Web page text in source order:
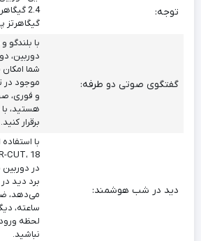
توجه:
گیگاهرتز
گفتگوی صوتی دو طرفه:
با بلندگو
شما
موجود در
و فوری،
هستید، با
برقرار کنید.
دید در شب هوشمند:
با
در
ساعته،
لحظه
نباشید.